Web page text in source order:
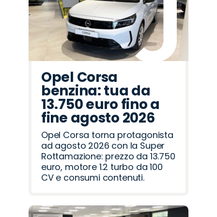
Romeo
Rover
Opel Corsa
benzina: tua da
13.750 euro fino a
fine agosto 2026
Opel Corsa torna protagonista
ad agosto 2026 con la Super
Rottamazione: prezzo da 13.750
euro, motore 1.2 turbo da 100
CV e consumi contenuti.